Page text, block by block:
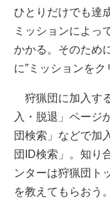
ひとりだけでも達
ミッションによっ
かかる。そのため
に”ミッションをク
狩猟団に加入す
入・脱退」ページ
団検索」などで加
団ID検索」。知り
ンターは狩猟団ト
を教えてもらおう